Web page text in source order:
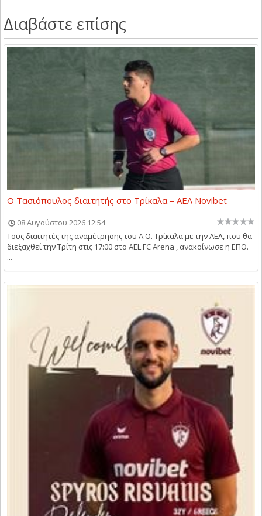
Διαβάστε επίσης
Ο Τασιόπουλος διαιτητής στο Τρίκαλα – ΑΕΛ Novibet
08 Αυγούστου 2026 12:54
Τους διαιτητές της αναμέτρησης του Α.Ο. Τρίκαλα με την ΑΕΛ, που θα
διεξαχθεί την Τρίτη στις 17:00 στο AEL FC Arena , ανακοίνωσε η ΕΠΟ.
...